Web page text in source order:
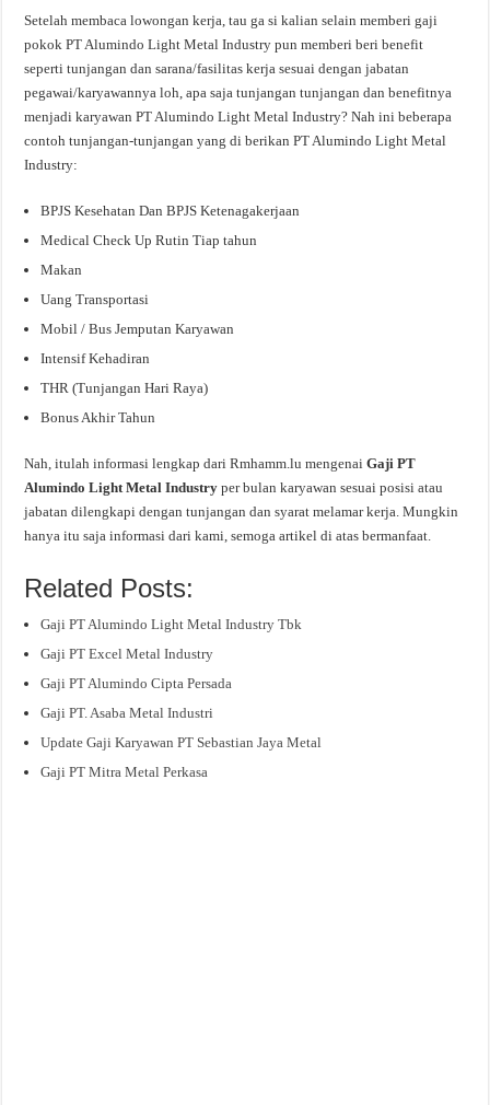
Setelah membaca lowongan kerja, tau ga si kalian selain memberi gaji
pokok PT Alumindo Light Metal Industry pun memberi beri benefit
seperti tunjangan dan sarana/fasilitas kerja sesuai dengan jabatan
pegawai/karyawannya loh, apa saja tunjangan tunjangan dan benefitnya
menjadi karyawan PT Alumindo Light Metal Industry? Nah ini beberapa
contoh tunjangan-tunjangan yang di berikan PT Alumindo Light Metal
Industry:
BPJS Kesehatan Dan BPJS Ketenagakerjaan
Medical Check Up Rutin Tiap tahun
Makan
Uang Transportasi
Mobil / Bus Jemputan Karyawan
Intensif Kehadiran
THR (Tunjangan Hari Raya)
Bonus Akhir Tahun
Nah, itulah informasi lengkap dari Rmhamm.lu mengenaiGaji PT
Alumindo Light Metal Industryper bulan karyawan sesuai posisi atau
jabatan dilengkapi dengan tunjangan dan syarat melamar kerja. Mungkin
hanya itu saja informasi dari kami, semoga artikel di atas bermanfaat.
Related Posts:
Gaji PT Alumindo Light Metal Industry Tbk
Gaji PT Excel Metal Industry
Gaji PT Alumindo Cipta Persada
Gaji PT. Asaba Metal Industri
Update Gaji Karyawan PT Sebastian Jaya Metal
Gaji PT Mitra Metal Perkasa